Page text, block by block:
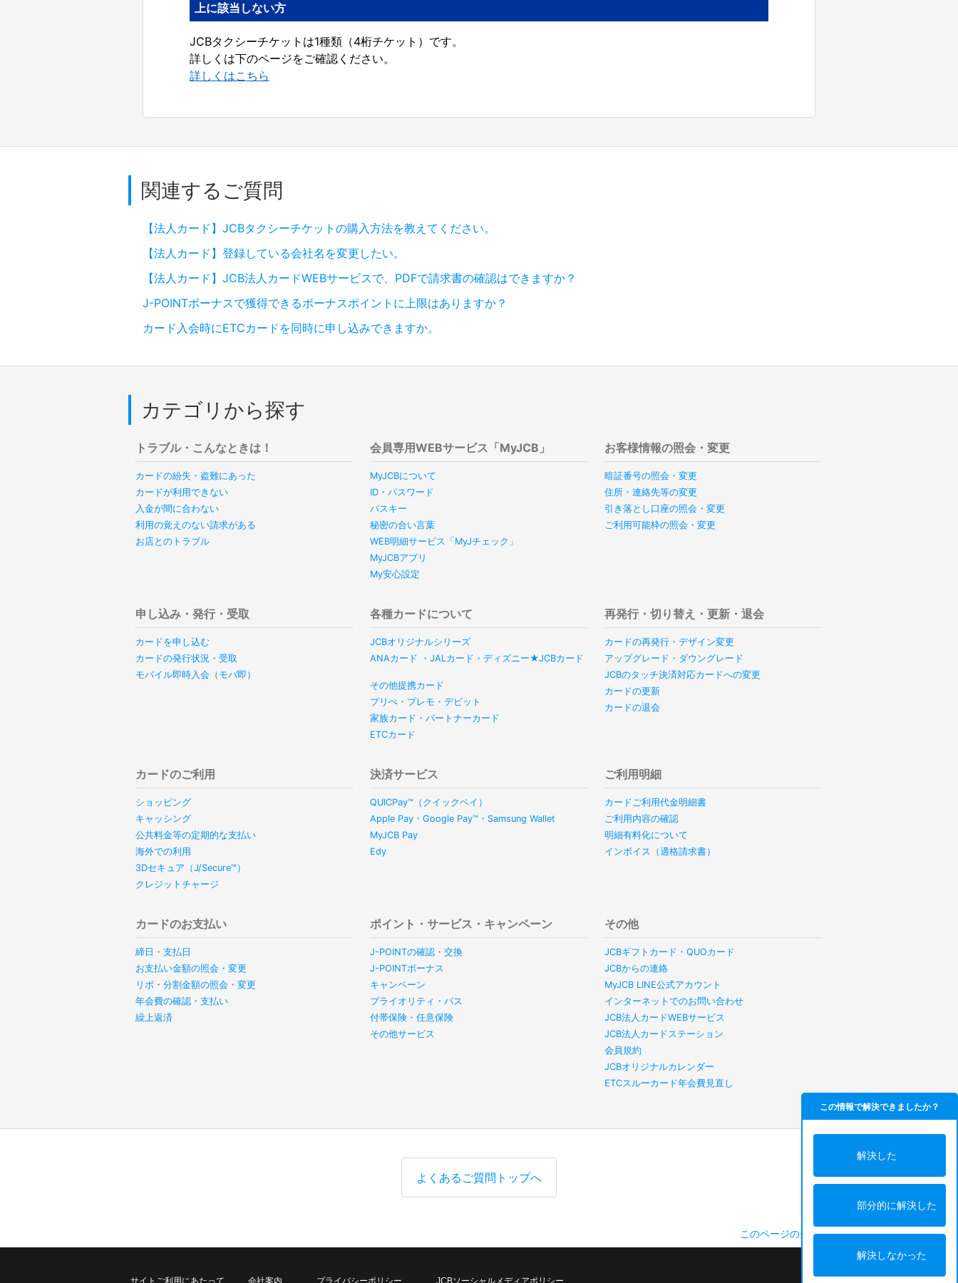
上に該当しない方
JCBタクシーチケットは1種類（4桁チケット）です。
詳しくは下のページをご確認ください。
詳しくはこちら
関連するご質問
【法人カード】JCBタクシーチケットの購入方法を教えてください。
【法人カード】登録している会社名を変更したい。
【法人カード】JCB法人カードWEBサービスで、PDFで請求書の確認はできますか？
J-POINTボーナスで獲得できるボーナスポイントに上限はありますか？
カード入会時にETCカードを同時に申し込みできますか。
カテゴリから探す
トラブル・こんなときは！
カードの紛失・盗難にあった
カードが利用できない
入金が間に合わない
利用の覚えのない請求がある
お店とのトラブル
会員専用WEBサービス「MyJCB」
MyJCBについて
ID・パスワード
パスキー
秘密の合い言葉
WEB明細サービス「MyJチェック」
MyJCBアプリ
My安心設定
お客様情報の照会・変更
暗証番号の照会・変更
住所・連絡先等の変更
引き落とし口座の照会・変更
ご利用可能枠の照会・変更
申し込み・発行・受取
カードを申し込む
カードの発行状況・受取
モバイル即時入会（モバ即）
各種カードについて
JCBオリジナルシリーズ
ANAカード ・JALカード・ディズニー★JCBカード
その他提携カード
プリぺ・プレモ・デビット
家族カード・パートナーカード
ETCカード
再発行・切り替え・更新・退会
カードの再発行・デザイン変更
アップグレード・ダウングレード
JCBのタッチ決済対応カードへの変更
カードの更新
カードの退会
カードのご利用
ショッピング
キャッシング
公共料金等の定期的な支払い
海外での利用
3Dセキュア（J/Secure™）
クレジットチャージ
決済サービス
QUICPay™（クイックペイ）
Apple Pay・Google Pay™・Samsung Wallet
MyJCB Pay
Edy
ご利用明細
カードご利用代金明細書
ご利用内容の確認
明細有料化について
インボイス（適格請求書）
カードのお支払い
締日・支払日
お支払い金額の照会・変更
リボ・分割金額の照会・変更
年会費の確認・支払い
繰上返済
ポイント・サービス・キャンペーン
J-POINTの確認・交換
J-POINTボーナス
キャンペーン
プライオリティ・パス
付帯保険・任意保険
その他サービス
その他
JCBギフトカード・QUOカード
JCBからの連絡
MyJCB LINE公式アカウント
インターネットでのお問い合わせ
JCB法人カードWEBサービス
JCB法人カードステーション
会員規約
JCBオリジナルカレンダー
ETCスルーカード年会費見直し
よくあるご質問トップへ
この情報で解決できましたか？
解決した
部分的に解決した
解決しなかった
このページの先頭へ